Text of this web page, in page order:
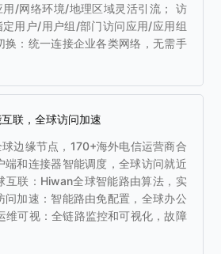
用/网络环境/地理区域灵活引流； 访
用户/用户组/部门访问应用/应用组
换：统一连接企业各类网络，无需手
联，全球访问加速
边缘节点，170+海外电信运营商合
端和连接器智能调度，全球访问就近
互联：Hiwan全球智能路由算法，实
问加速：智能路由免配置，全球办公
维可视：全链路监控和可视化，故障